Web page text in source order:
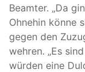
Beamter. „Da
Ohnehin könne
gegen den
wehren. „Es
würden eine